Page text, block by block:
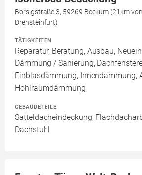
Borsigstraße 3, 59269 Beckum (21km
Drensteinfurt)
TÄTIGKEITEN
Reparatur, Beratung, Ausbau,
Dämmung / Sanierung,
Einblasdämmung, Innendämmung,
Hohlraumdämmung
GEBÄUDETEILE
Satteldacheindeckung,
Dachstuhl